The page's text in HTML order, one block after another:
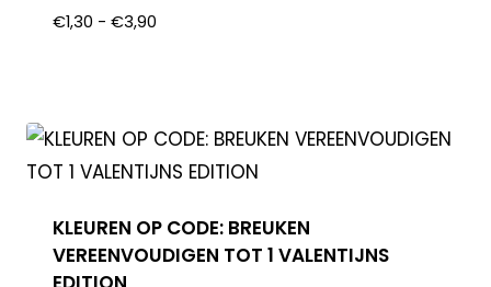
€1,30 - €3,90
KLEUREN OP CODE: BREUKEN
VEREENVOUDIGEN TOT 1 VALENTIJNS